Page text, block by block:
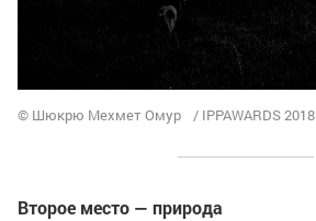
© Шюкрю Мехмет Омур / IPPAWARDS 2018
Второе место — природа